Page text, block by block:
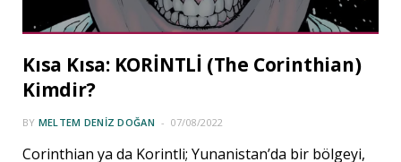
Kısa Kısa: KORİNTLİ (The Corinthian)
Kimdir?
BY MELTEM DENIZ DOĞAN 07/08/2022
Corinthian ya da Korintli; Yunanistan’da bir bölgeyi,